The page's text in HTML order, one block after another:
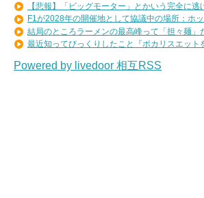
【悲報】「ビッグモーター」とかいう完全に逃
F1が2028年の開催地として協議中の場所：ホ
結局のところラーメンの最高峰って「担々麺」
最近知ってびっくりしたこと『ポカリスエット
Powered by livedoor 相互RSS